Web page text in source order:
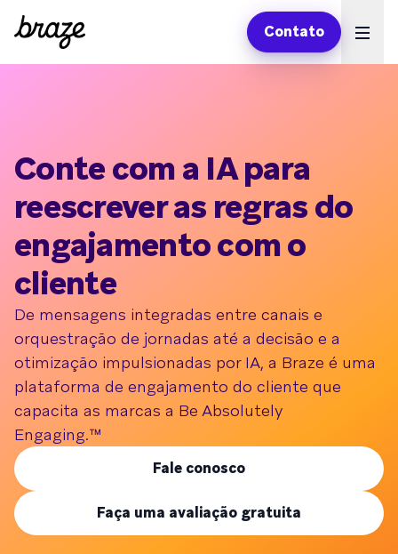
Contato
Conte com a IA para
reescrever as regras do
engajamento com o
cliente
De mensagens integradas entre canais e
orquestração de jornadas até a decisão e a
otimização impulsionadas por IA, a Braze é uma
plataforma de engajamento do cliente que
capacita as marcas a Be Absolutely
Engaging.™
Fale conosco
Faça uma avaliação gratuita